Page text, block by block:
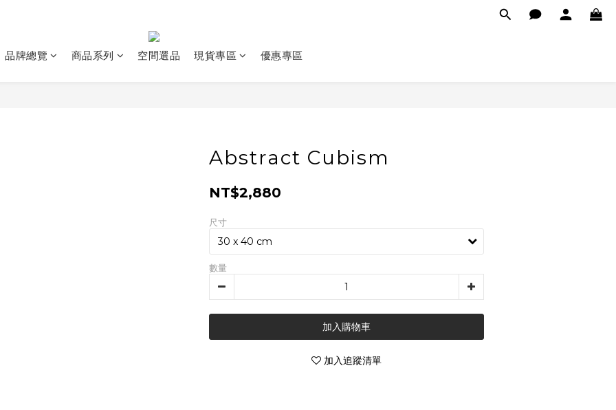
品牌總覽 商品系列 空間選品 現貨專區 優惠專區
Abstract Cubism
NT$2,880
尺寸
數量
加入購物車
加入追蹤清單